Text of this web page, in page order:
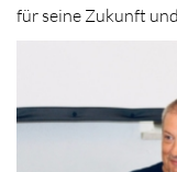
für seine Zukunft